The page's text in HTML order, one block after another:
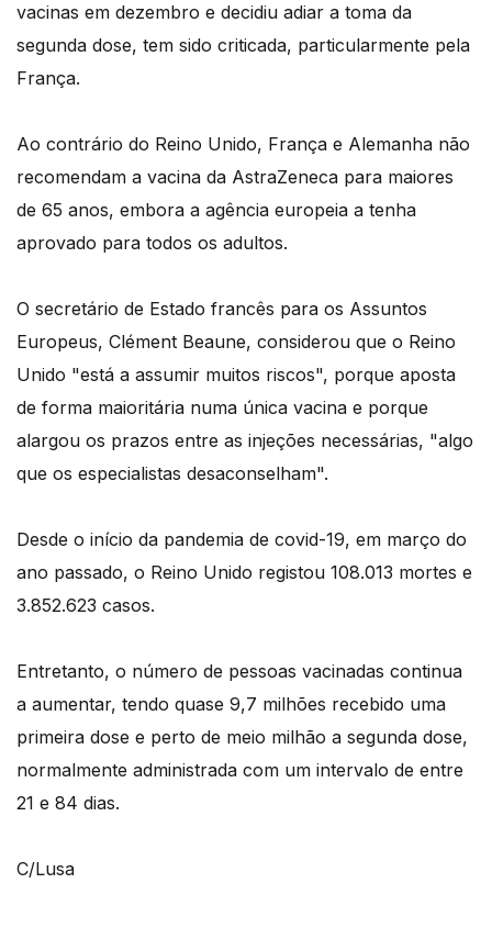
vacinas em dezembro e decidiu adiar a toma da
segunda dose, tem sido criticada, particularmente pela
França.
Ao contrário do Reino Unido, França e Alemanha não
recomendam a vacina da AstraZeneca para maiores
de 65 anos, embora a agência europeia a tenha
aprovado para todos os adultos.
O secretário de Estado francês para os Assuntos
Europeus, Clément Beaune, considerou que o Reino
Unido "está a assumir muitos riscos", porque aposta
de forma maioritária numa única vacina e porque
alargou os prazos entre as injeções necessárias, "algo
que os especialistas desaconselham".
Desde o início da pandemia de covid-19, em março do
ano passado, o Reino Unido registou 108.013 mortes e
3.852.623 casos.
Entretanto, o número de pessoas vacinadas continua
a aumentar, tendo quase 9,7 milhões recebido uma
primeira dose e perto de meio milhão a segunda dose,
normalmente administrada com um intervalo de entre
21 e 84 dias.
C/Lusa